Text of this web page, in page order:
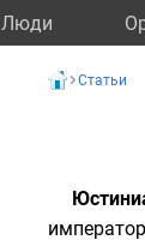
Люди
Статьи